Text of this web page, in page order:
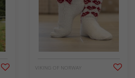
VIKING OF NORWAY